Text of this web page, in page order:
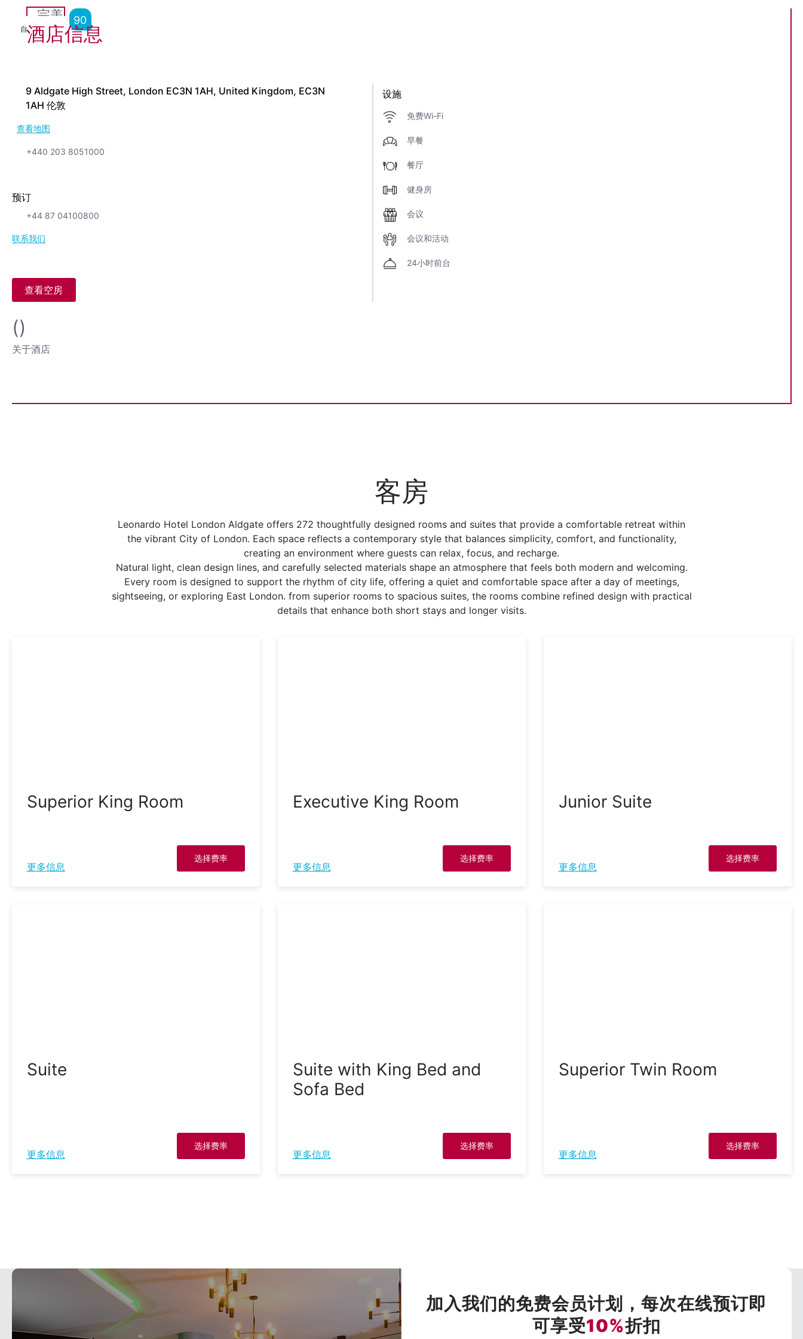
完美
自7,091点评
90
酒店信息
9 Aldgate High Street, London EC3N 1AH, United Kingdom, EC3N
1AH 伦敦
查看地图
+440 203 8051000
预订
+44 87 04100800
联系我们
查看空房
设施
免费Wi-Fi
早餐
餐厅
健身房
会议
会议和活动
24小时前台
()
关于酒店
客房
Leonardo Hotel London Aldgate offers 272 thoughtfully designed rooms and suites that provide a comfortable retreat within
the vibrant City of London. Each space reflects a contemporary style that balances simplicity, comfort, and functionality,
creating an environment where guests can relax, focus, and recharge.
Natural light, clean design lines, and carefully selected materials shape an atmosphere that feels both modern and welcoming.
Every room is designed to support the rhythm of city life, offering a quiet and comfortable space after a day of meetings,
sightseeing, or exploring East London. from superior rooms to spacious suites, the rooms combine refined design with practical
details that enhance both short stays and longer visits.
Superior King Room
更多信息
选择费率
Executive King Room
更多信息
选择费率
Junior Suite
更多信息
选择费率
Suite
更多信息
选择费率
Suite with King Bed and
Sofa Bed
更多信息
选择费率
Superior Twin Room
更多信息
选择费率
加入我们的免费会员计划，每次在线预订即
可享受10%折扣